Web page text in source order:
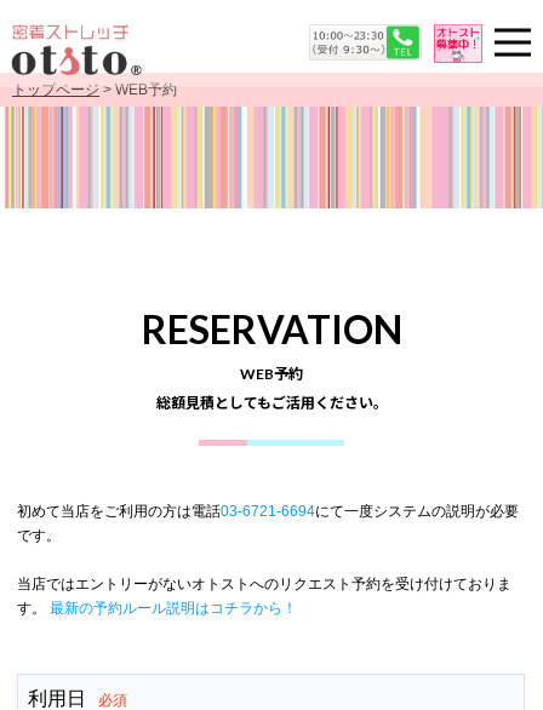
トップページ > WEB予約
RESERVATION
WEB予約
総額見積としてもご活用ください。
初めて当店をご利用の方は電話03-6721-6694にて一度システムの説明が必要
です。
当店ではエントリーがないオトストへのリクエスト予約を受け付けておりま
す。
最新の予約ルール説明はコチラから！
利用日 必須